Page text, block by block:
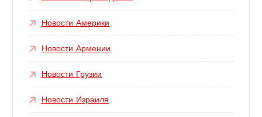
Новости Америки
Новости Армении
Новости Грузии
Новости Израиля